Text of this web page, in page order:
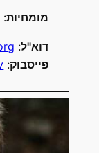
מומחיות:
דוא"ל:
פייסבוק: